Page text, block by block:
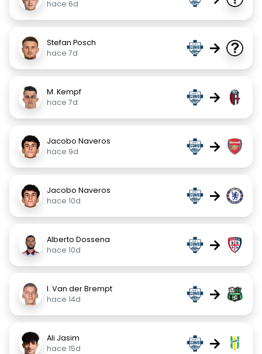
hace 6d
Stefan Posch
hace 7d
→
M. Kempf
hace 7d
→
Jacobo Naveros
hace 9d
→
Jacobo Naveros
hace 10d
→
Alberto Dossena
hace 10d
→
I. Van der Brempt
hace 14d
→
Ali Jasim
hace 15d
→